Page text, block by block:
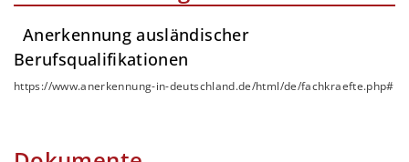
Anerkennung ausländischer
Berufsqualifikationen
https://www.anerkennung-in-deutschland.de/html/de/fachkraefte.php#